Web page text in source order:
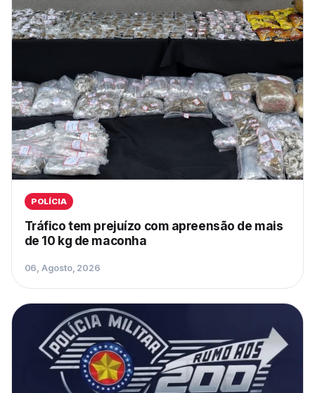
POLÍCIA
Tráfico tem prejuízo com apreensão de mais
de 10 kg de maconha
06, Agosto, 2026